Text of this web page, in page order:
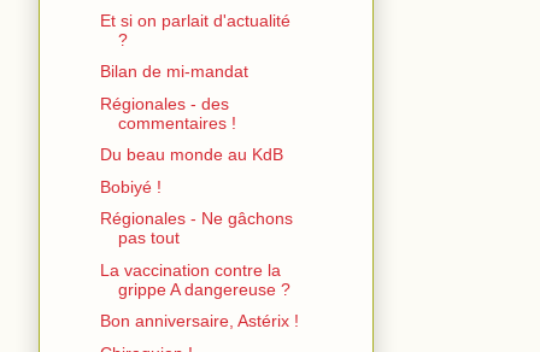
Et si on parlait d'actualité
?
Bilan de mi-mandat
Régionales - des
commentaires !
Du beau monde au KdB
Bobiyé !
Régionales - Ne gâchons
pas tout
La vaccination contre la
grippe A dangereuse ?
Bon anniversaire, Astérix !